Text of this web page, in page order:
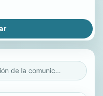
La investigación de la comunicación de masas